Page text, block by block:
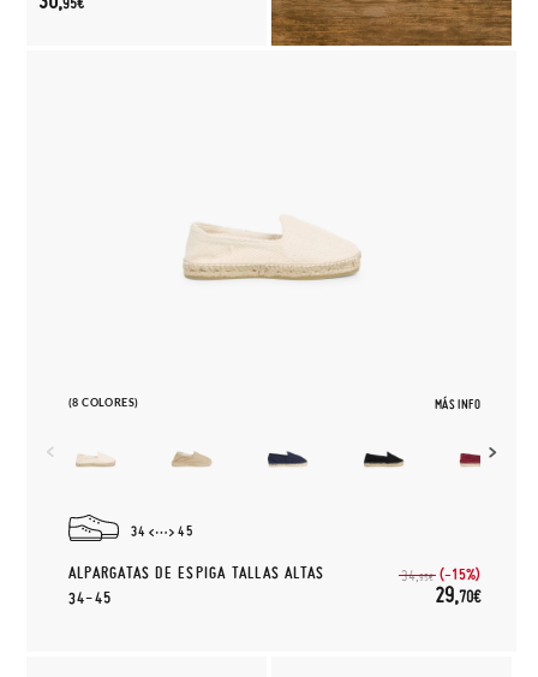
(8 COLORES) MÁS INFO
34 45
ALPARGATAS DE ESPIGA TALLAS ALTAS
34-45
34,95€ (-15%)
29,70€